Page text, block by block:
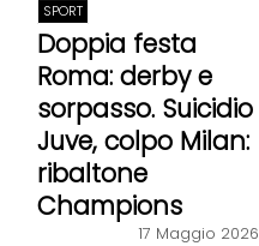
SPORT
Doppia festa
Roma: derby e
sorpasso. Suicidio
Juve, colpo Milan:
ribaltone
Champions
17 Maggio 2026